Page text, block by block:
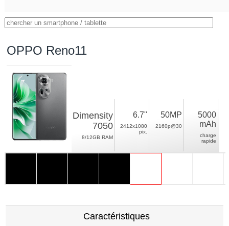
OPPO Reno11
Dimensity
7050
8/12GB RAM
6.7"
2412x1080
pix.
50MP
2160p@30
5000
mAh
charge
rapide
Caractéristiques